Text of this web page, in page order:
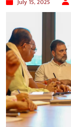
July 15, 2025